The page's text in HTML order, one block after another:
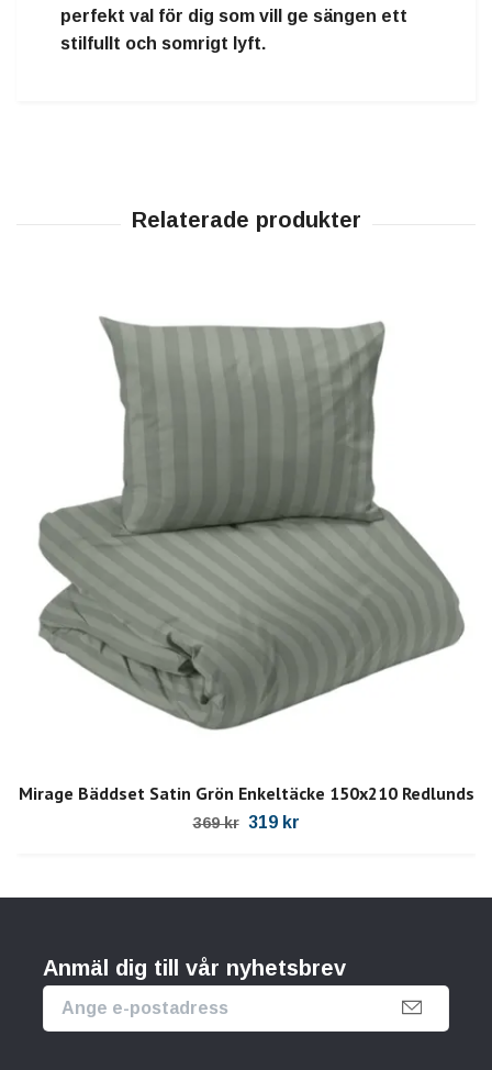
perfekt val för dig som vill ge sängen ett
stilfullt och somrigt lyft.
Mirage Bäddset Satin Grön Enkeltäcke 150x210 Redlunds
369 kr 319 kr
Anmäl dig till vår nyhetsbrev